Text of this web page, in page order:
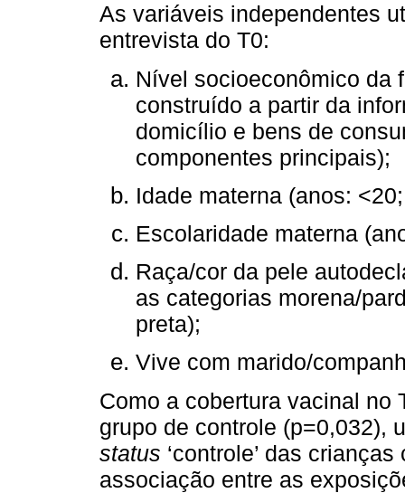
As variáveis independentes
entrevista do T0:
Nível socioeconômico da
construído a partir da
domicílio e bens de
componentes principais);
Idade materna (anos:
Escolaridade materna
Raça/cor da pele
as categorias morena/
preta);
Vive com marido/
Como a cobertura vacinal no
grupo de controle (p=0,032),
status ‘controle’ das
associação entre as